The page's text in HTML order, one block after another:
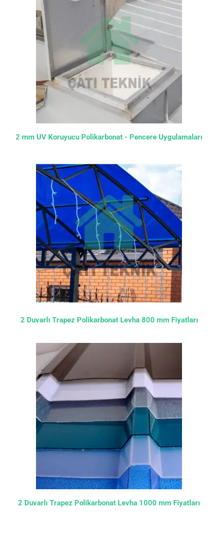
2 mm UV Koruyucu Polikarbonat - Pencere Uygulamaları
2 Duvarlı Trapez Polikarbonat Levha 800 mm Fiyatları
2 Duvarlı Trapez Polikarbonat Levha 1000 mm Fiyatları